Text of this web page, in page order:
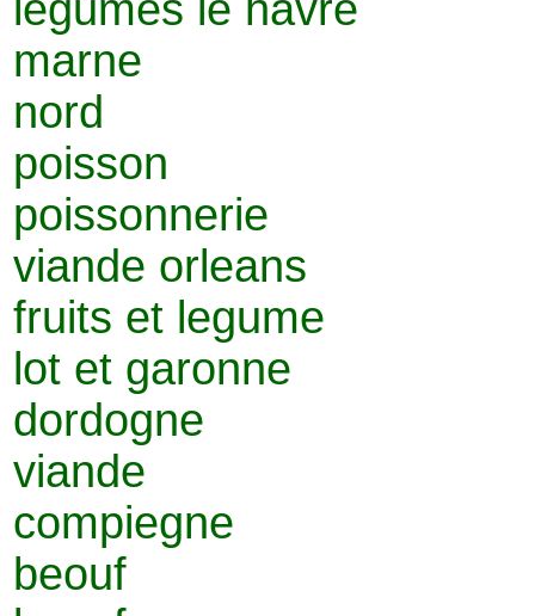
marne
nord
poisson
poissonnerie
viande orleans
fruits et legume
lot et garonne
dordogne
viande
compiegne
beouf